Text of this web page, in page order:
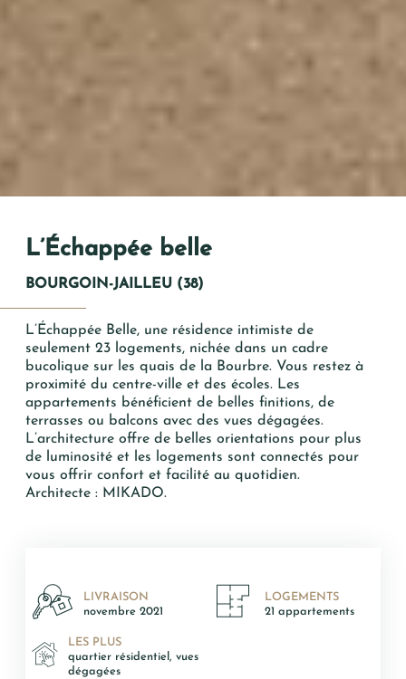
NOM*
MAIL*
TÉLÉPHONE
T4
L’Échappée belle
BOURGOIN-JAILLEU (38)
L’Échappée Belle, une résidence intimiste de
seulement 23 logements, nichée dans un cadre
bucolique sur les quais de la Bourbre. Vous restez à
proximité du centre-ville et des écoles. Les
appartements bénéficient de belles finitions, de
terrasses ou balcons avec des vues dégagées.
L’architecture offre de belles orientations pour plus
de luminosité et les logements sont connectés pour
vous offrir confort et facilité au quotidien.
Architecte : MIKADO.
LIVRAISON
novembre 2021
LOGEMENTS
21 appartements
LES PLUS
quartier résidentiel, vues
dégagées